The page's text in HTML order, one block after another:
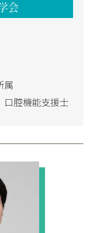
会
属
腔機能支援士